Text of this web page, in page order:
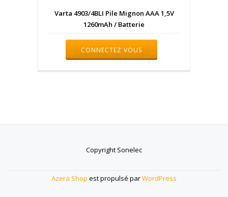
Varta 4903/4BLI Pile Mignon AAA 1,5V
1260mAh / Batterie
CONNECTEZ VOUS
Copyright Sonelec
secondaire
Azera Shop est propulsé parWordPress